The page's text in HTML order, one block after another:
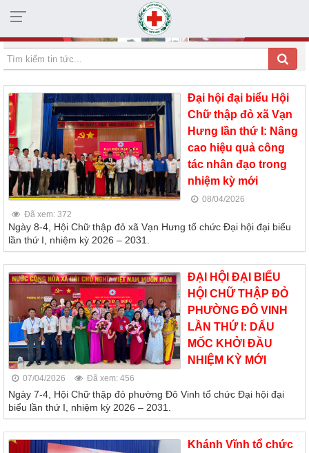
HỘI CHỮ THẬP ĐỎ TỈNH KHÁNH HÒA
Đại hội đại biểu Hội
Chữ thập đỏ xã Vạn
Hưng lần thứ I: Nâng
cao hiệu quả công
tác nhân đạo trong
nhiệm kỳ mới
08/04/2026
Đã xem: 372
Ngày 8-4, Hội Chữ thập đỏ xã Vạn Hưng tổ chức Đại hội đại biểu
lần thứ I, nhiệm kỳ 2026 – 2031.
ĐẠI HỘI ĐẠI BIỂU
HỘI CHỮ THẬP ĐỎ
PHƯỜNG ĐÔ VINH
LẦN THỨ I: DẤU
MỐC KHỞI ĐẦU
NHIỆM KỲ MỚI
07/04/2026 Đã xem: 456
Ngày 7-4, Hội Chữ thập đỏ phường Đô Vinh tổ chức Đại hội đại
biểu lần thứ I, nhiệm kỳ 2026 – 2031.
Khánh Vĩnh tổ chức